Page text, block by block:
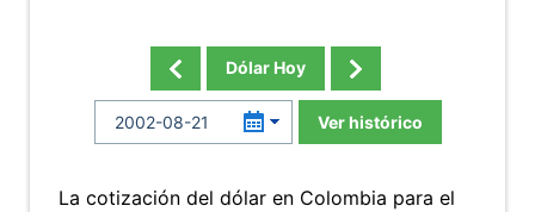
Dólar Hoy
Ver histórico
La cotización del dólar en Colombia para el